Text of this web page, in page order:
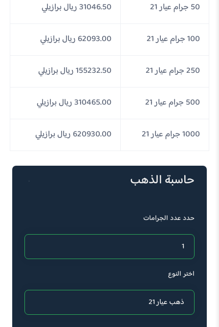
50 جرام عيار 21 31046.50 ريال برازيلي
100 جرام عيار 21 62093.00 ريال برازيلي
250 جرام عيار 21 155232.50 ريال برازيلي
500 جرام عيار 21 310465.00 ريال برازيلي
1000 جرام عيار 21 620930.00 ريال برازيلي
حاسبة الذهب
حدد عدد الجرامات
اختر النوع